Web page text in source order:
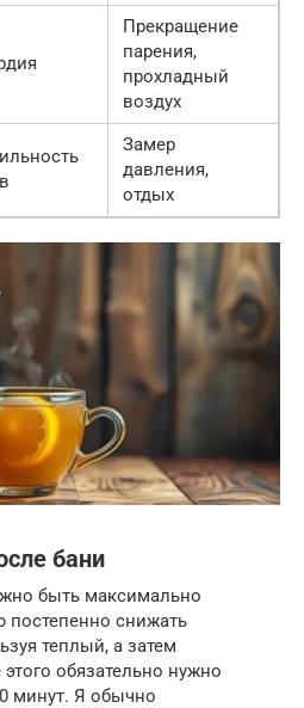
Прекращение
парения,
прохладный
воздух
Замер
давления,
отдых
бани
быть максимально
снижать
теплый, а затем
обязательно нужно
минут. Я обычно